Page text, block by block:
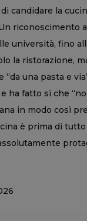
candidare la
riconoscimento
università, fino
la ristorazione,
una pasta e
ha fatto sì che
in modo così
è prima di